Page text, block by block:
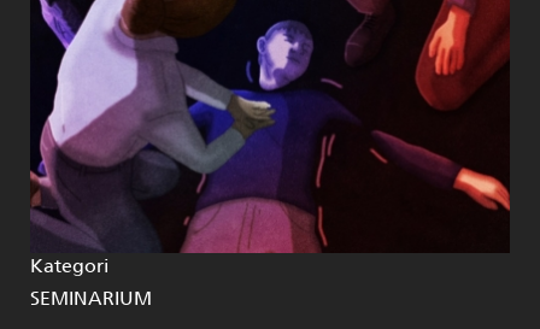
Kategori
SEMINARIUM